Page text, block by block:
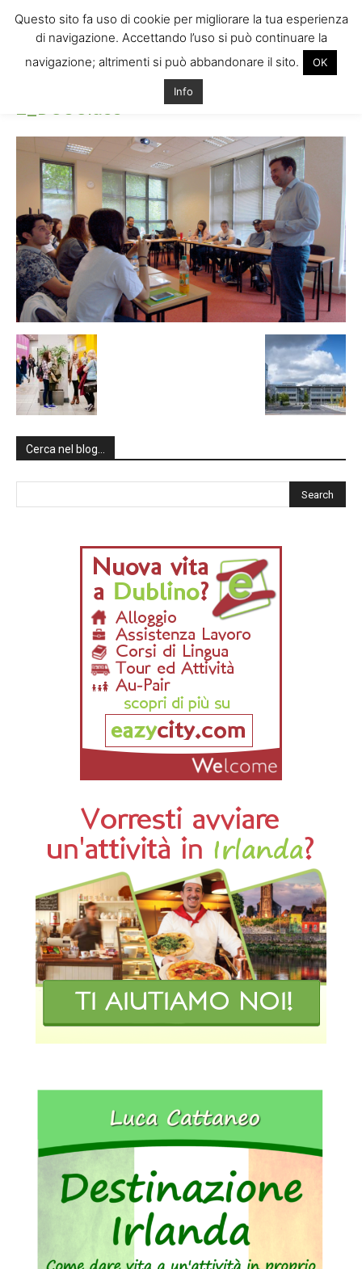
2_DCUClass
2_DCUClass
Cerca nel blog…
Questo sito fa uso di cookie per migliorare la tua esperienza
di navigazione. Accettando l’uso si può continuare la
navigazione; altrimenti si può abbandonare il sito.
OK
Info